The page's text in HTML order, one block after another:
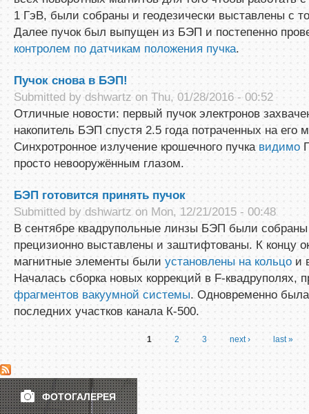
1 ГэВ, были собраны и геодезически выставлены с
Далее пучок был выпущен из БЭП и постепенно
контролем по датчикам положения пучка.
Пучок снова в БЭП!
Submitted bydshwartz on Thu, 01/28/2016 - 00:52
Отличные новости: первый пучок электронов
накопитель БЭП спустя 2.5 года потраченных на его
Синхротронное излучение крошечного пучка видимо
просто невооружённым глазом.
БЭП готовится принять пучок
Submitted bydshwartzon Mon, 12/21/2015 - 00:48
В сентябре квадрупольные линзы БЭП были
прецизионно выставлены и заштифтованы. К концу
магнитные элементы были установлены на кольцо и
Началась сборка новых коррекций в F-квадруполях,
фрагментов вакуумной системы. Одновременно
последних участков канала К-500.
Pages
1 2 3 next › last »
ФОТОГАЛЕРЕЯ